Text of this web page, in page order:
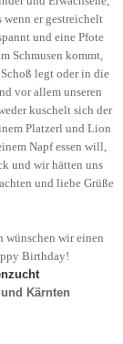
wenn er gestreichelt
und eine Pfote
Schmusen kommt,
legt oder in die
vor allem unseren
kuschelt sich der
Platzerl und Lion
Napf essen will,
und wir hätten uns
und liebe Grüße
wünschen wir einen
Birthday!
Kärnten